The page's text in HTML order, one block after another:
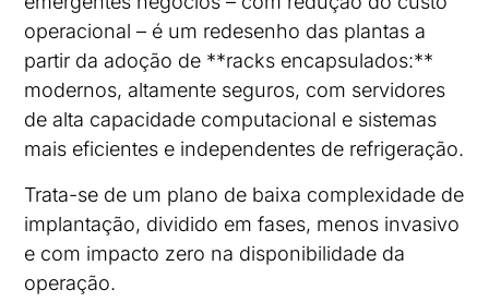
operacional – é um redesenho das plantas a
partir da adoção de **racks encapsulados:**
modernos, altamente seguros, com servidores
de alta capacidade computacional e sistemas
mais eficientes e independentes de refrigeração.
Trata-se de um plano de baixa complexidade de
implantação, dividido em fases, menos invasivo
e com impacto zero na disponibilidade da
operação.